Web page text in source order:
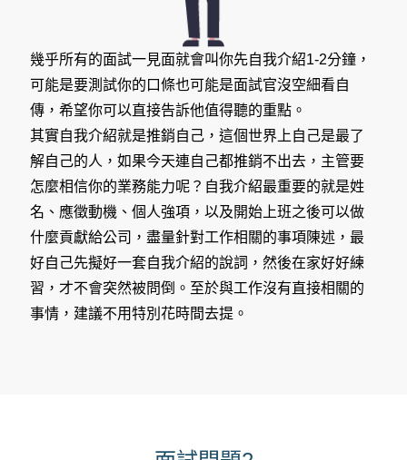
幾乎所有的面試一見面就會叫你先自我介紹1-2分鐘，
可能是要測試你的口條也可能是面試官沒空細看自
傳，希望你可以直接告訴他值得聽的重點。
其實自我介紹就是推銷自己，這個世界上自己是最了
解自己的人，如果今天連自己都推銷不出去，主管要
怎麼相信你的業務能力呢？自我介紹最重要的就是姓
名、應徵動機、個人強項，以及開始上班之後可以做
什麼貢獻給公司，盡量針對工作相關的事項陳述，最
好自己先擬好一套自我介紹的說詞，然後在家好好練
習，才不會突然被問倒。至於與工作沒有直接相關的
事情，建議不用特別花時間去提。